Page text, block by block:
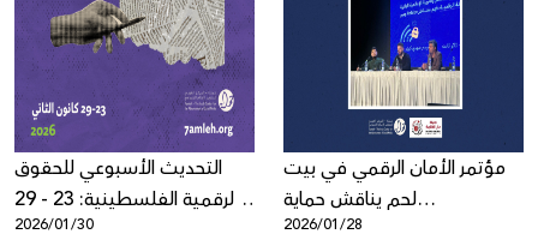
التحديث الأسبوعي للحقوق
الرقمية الفلسطينية: 23 - 29
كانون الثاني 20262026/01/30
مؤتمر الأمان الرقمي في بيت
لحم يناقش حماية
الفلسطينيين والفلسطينيات
2026/01/28